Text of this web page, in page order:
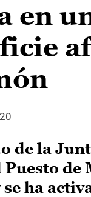
en
de la
de
ha